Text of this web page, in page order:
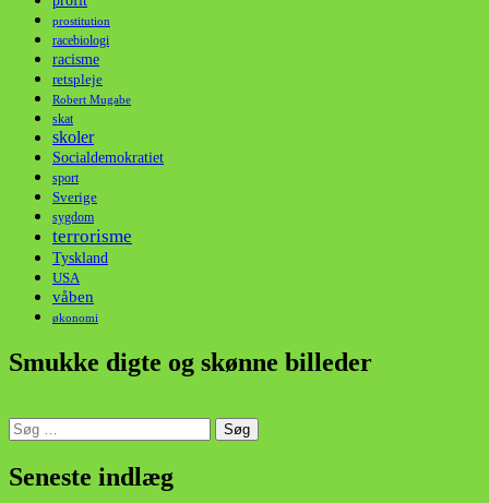
prostitution
racebiologi
racisme
retspleje
Robert Mugabe
skat
skoler
Socialdemokratiet
sport
Sverige
sygdom
terrorisme
Tyskland
USA
våben
økonomi
Smukke digte og skønne billeder
Søg
efter:
Seneste indlæg